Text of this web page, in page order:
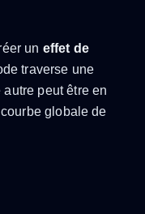
un effet de
traverse une
peut être en
globale de